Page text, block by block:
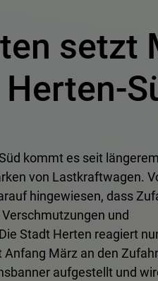
setzt
kommt es seit
von Lastkraftwagen.
hingewiesen, dass
und
Stadt Herten reagiert
März an den
aufgestellt und